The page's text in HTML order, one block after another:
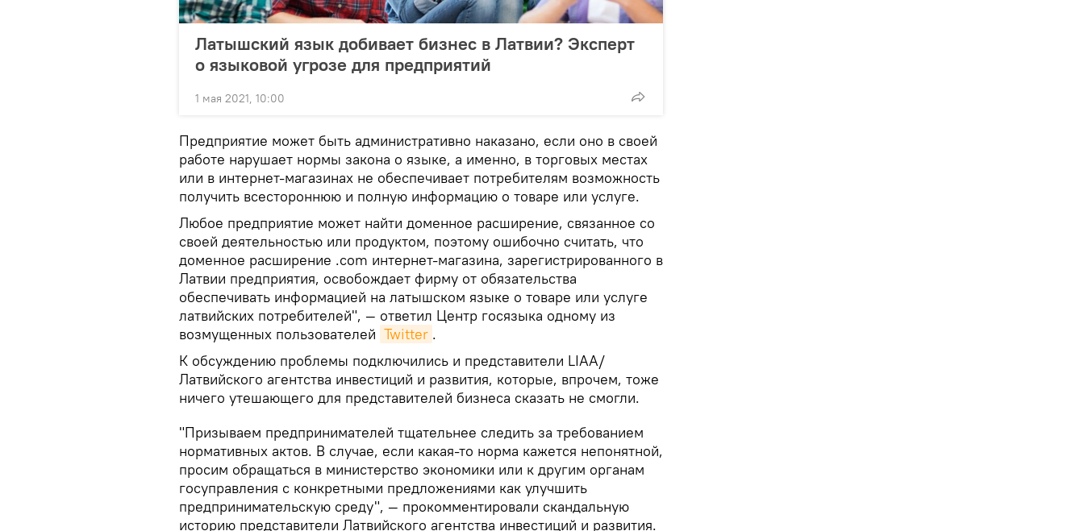
Латышский язык добивает бизнес в Латвии? Эксперт
о языковой угрозе для предприятий
1 мая 2021, 10:00
Предприятие может быть административно наказано, если оно в своей
работе нарушает нормы закона о языке, а именно, в торговых местах
или в интернет-магазинах не обеспечивает потребителям возможность
получить всестороннюю и полную информацию о товаре или услуге.
Любое предприятие может найти доменное расширение, связанное со
своей деятельностью или продуктом, поэтому ошибочно считать, что
доменное расширение .com интернет-магазина, зарегистрированного в
Латвии предприятия, освобождает фирму от обязательства
обеспечивать информацией на латышском языке о товаре или услуге
латвийских потребителей", — ответил Центр госязыка одному из
возмущенных пользователей Twitter .
К обсуждению проблемы подключились и представители LIAA/
Латвийского агентства инвестиций и развития, которые, впрочем, тоже
ничего утешающего для представителей бизнеса сказать не смогли.
"Призываем предпринимателей тщательнее следить за требованием
нормативных актов. В случае, если какая-то норма кажется непонятной,
просим обращаться в министерство экономики или к другим органам
госуправления с конкретными предложениями как улучшить
предпринимательскую среду", — прокомментировали скандальную
историю представители Латвийского агентства инвестиций и развития.